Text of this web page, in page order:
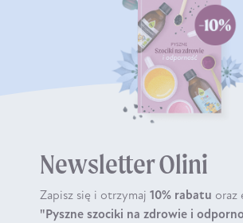
Newsletter Olini
Zapisz się i otrzymaj 10% rabatu oraz
"Pyszne szociki na zdrowie i